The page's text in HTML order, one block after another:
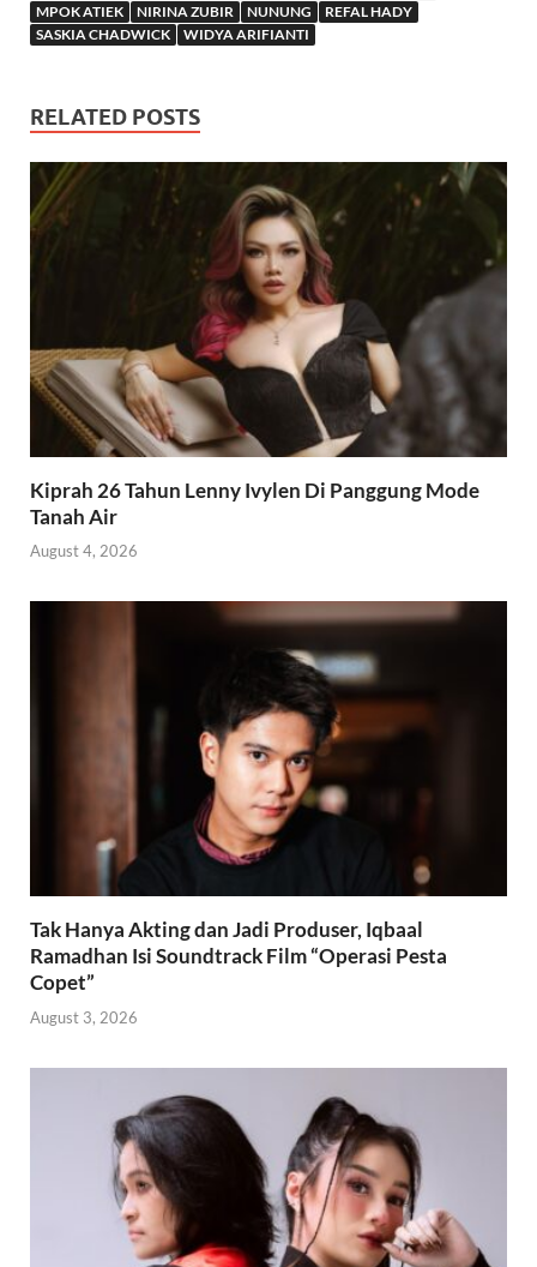
MPOK ATIEK
NIRINA ZUBIR NUNUNG
REFAL HADY
SASKIA CHADWICK
WIDYA ARIFIANTI
RELATED POSTS
Kiprah 26 Tahun Lenny Ivylen Di Panggung Mode
Tanah Air
August 4, 2026
Tak Hanya Akting dan Jadi Produser, Iqbaal
Ramadhan Isi Soundtrack Film “Operasi Pesta
Copet”
August 3, 2026